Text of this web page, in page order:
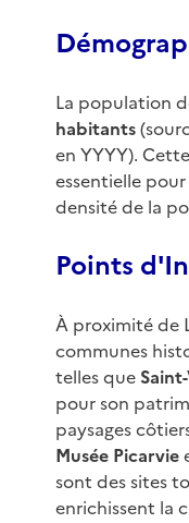
La population
habitants
en YYYY).
essentielle
densité de la
Points
À proximité de
communes
telles que
pour son
paysages
Musée Picarvie
sont des sites
enrichissent la